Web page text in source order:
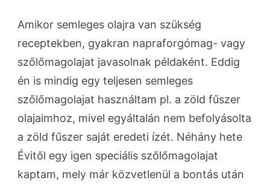
Amikor semleges olajra van szükség
receptekben, gyakran napraforgómag- vagy
szőlőmagolajat javasolnak példaként. Eddig
én is mindig egy teljesen semleges
szőlőmagolajat használtam pl. a zöld fűszer
olajaimhoz, mivel egyáltalán nem befolyásolta
a zöld fűszer saját eredeti ízét. Néhány hete
Évitől egy igen speciális szőlőmagolajat
kaptam, mely már közvetlenül a bontás után